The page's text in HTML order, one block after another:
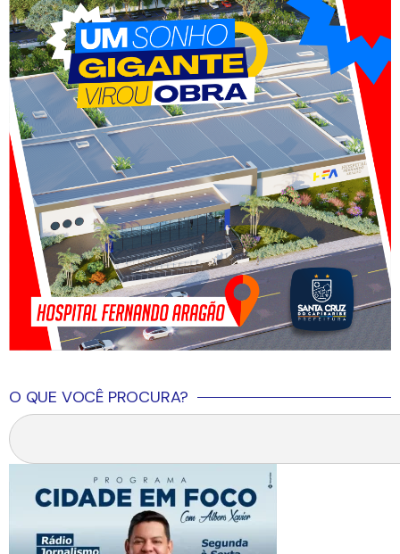
O QUE VOCÊ PROCURA?